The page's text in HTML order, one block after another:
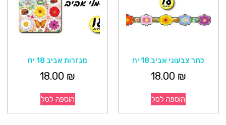
כתר צבעוני אביב 18 יח
18.00 ₪
הוספה לסל
מגזרות אביב 18 יח
18.00 ₪
הוספה לסל